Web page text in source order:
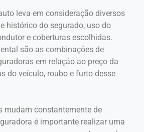
leva em consideração diversos
histórico do segurado, uso do
e coberturas escolhidas.
são as combinações de
em relação ao preço da
do veículo, roubo e furto desse
mudam constantemente de
é importante realizar uma